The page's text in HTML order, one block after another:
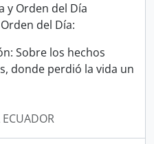
y Orden del Día
del Día:
Sobre los hechos
donde perdió la vida un